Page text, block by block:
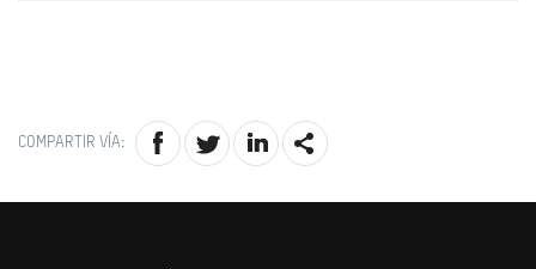
COMPARTIR VÍA: